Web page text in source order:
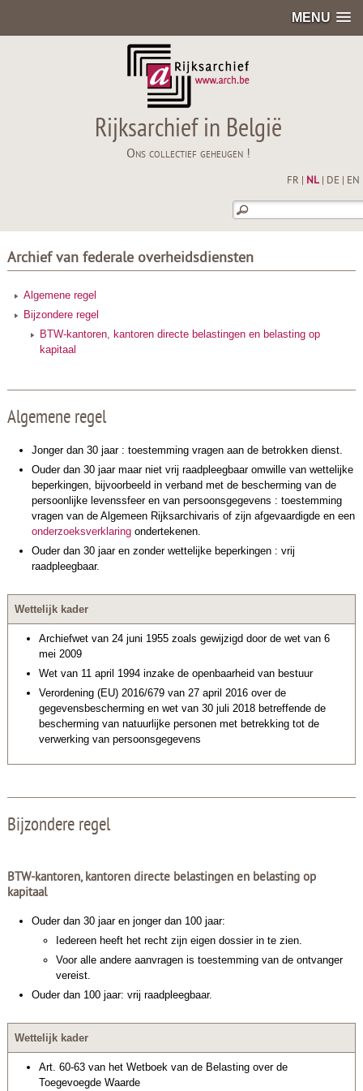
MENU
Rijksarchief in België
Ons collectief geheugen !
FR NL| DE EN
Archief van federale overheidsdiensten
Algemene regel
Bijzondere regel
BTW-kantoren, kantoren directe belastingen en belasting op
kapitaal
Algemene regel
Jonger dan 30 jaar : toestemming vragen aan de betrokken dienst.
Ouder dan 30 jaar maar niet vrij raadpleegbaar omwille van wettelijke
beperkingen, bijvoorbeeld in verband met de bescherming van de
persoonlijke levenssfeer en van persoonsgegevens : toestemming
vragen van de Algemeen Rijksarchivaris of zijn afgevaardigde en een
onderzoeksverklaringondertekenen.
Ouder dan 30 jaar en zonder wettelijke beperkingen : vrij
raadpleegbaar.
Wettelijk kader
Archiefwet van 24 juni 1955 zoals gewijzigd door de wet van 6
mei 2009
Wet van 11 april 1994 inzake de openbaarheid van bestuur
Verordening (EU) 2016/679 van 27 april 2016 over de
gegevensbescherming en wet van 30 juli 2018 betreffende de
bescherming van natuurlijke personen met betrekking tot de
verwerking van persoonsgegevens
Bijzondere regel
BTW-kantoren, kantoren directe belastingen en belasting op
kapitaal
Ouder dan 30 jaar en jonger dan 100 jaar:
Iedereen heeft het recht zijn eigen dossier in te zien.
Voor alle andere aanvragen is toestemming van de ontvanger
vereist.
Ouder dan 100 jaar: vrij raadpleegbaar.
Wettelijk kader
Art. 60-63 van het Wetboek van de Belasting over de
Toegevoegde Waarde